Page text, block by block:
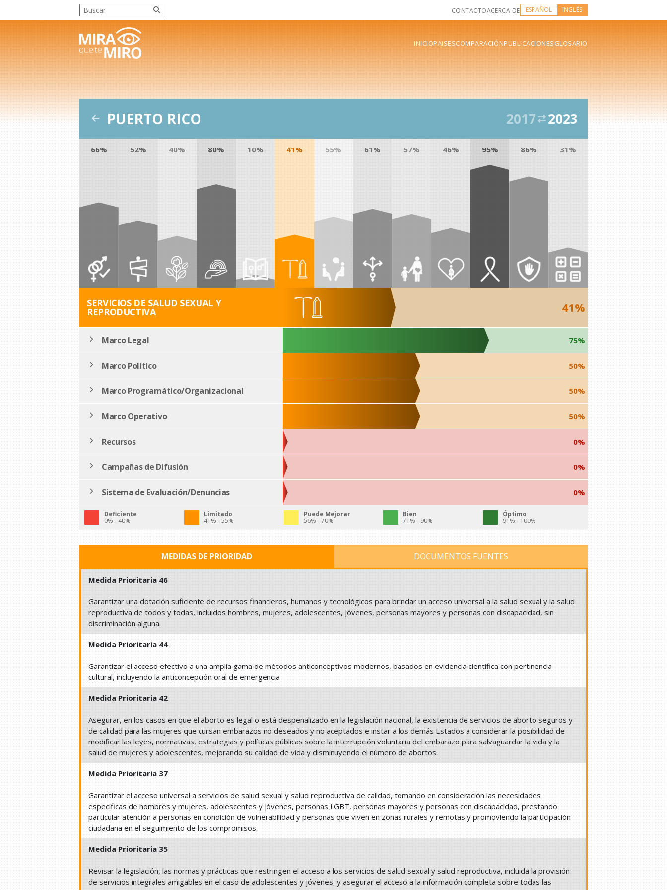
CONTACTOACERCA DE ESPAÑOL INGLÉS
INICIOPAISESCOMPARACIÓNPUBLICACIONESGLOSARIO
PUERTO RICO 2017 2023
66% 52% 40% 80% 10% 41% 55% 61% 57% 46% 95% 86% 31%
SERVICIOS DE SALUD SEXUAL Y
REPRODUCTIVA 41%
Marco Legal 75%
Marco Político 50%
Marco Programático/Organizacional 50%
Marco Operativo 50%
Recursos 0%
Campañas de Difusión 0%
Sistema de Evaluación/Denuncias 0%
Deficiente
0% - 40%
Limitado
41% - 55%
Puede Mejorar
56% - 70%
Bien
71% - 90%
Óptimo
91% - 100%
MEDIDAS DE PRIORIDAD DOCUMENTOS FUENTES
Medida Prioritaria 46
Garantizar una dotación suficiente de recursos financieros, humanos y tecnológicos para brindar un acceso universal a la salud sexual y la salud
reproductiva de todos y todas, incluidos hombres, mujeres, adolescentes, jóvenes, personas mayores y personas con discapacidad, sin
discriminación alguna.
Medida Prioritaria 44
Garantizar el acceso efectivo a una amplia gama de métodos anticonceptivos modernos, basados en evidencia científica con pertinencia
cultural, incluyendo la anticoncepción oral de emergencia
Medida Prioritaria 42
Asegurar, en los casos en que el aborto es legal o está despenalizado en la legislación nacional, la existencia de servicios de aborto seguros y
de calidad para las mujeres que cursan embarazos no deseados y no aceptados e instar a los demás Estados a considerar la posibilidad de
modificar las leyes, normativas, estrategias y políticas públicas sobre la interrupción voluntaria del embarazo para salvaguardar la vida y la
salud de mujeres y adolescentes, mejorando su calidad de vida y disminuyendo el número de abortos.
Medida Prioritaria 37
Garantizar el acceso universal a servicios de salud sexual y salud reproductiva de calidad, tomando en consideración las necesidades
específicas de hombres y mujeres, adolescentes y jóvenes, personas LGBT, personas mayores y personas con discapacidad, prestando
particular atención a personas en condición de vulnerabilidad y personas que viven en zonas rurales y remotas y promoviendo la participación
ciudadana en el seguimiento de los compromisos.
Medida Prioritaria 35
Revisar la legislación, las normas y prácticas que restringen el acceso a los servicios de salud sexual y salud reproductiva, incluida la provisión
de servicios integrales amigables en el caso de adolescentes y jóvenes, y asegurar el acceso a la información completa sobre todas las